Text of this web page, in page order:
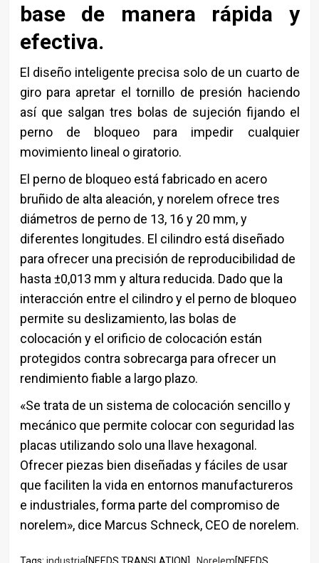
base de manera rápida y
efectiva.
El diseño inteligente precisa solo de un cuarto de
giro para apretar el tornillo de presión haciendo
así que salgan tres bolas de sujeción fijando el
perno de bloqueo para impedir cualquier
movimiento lineal o giratorio.
El perno de bloqueo está fabricado en acero
bruñido de alta aleación, y norelem ofrece tres
diámetros de perno de 13, 16 y 20 mm, y
diferentes longitudes. El cilindro está diseñado
para ofrecer una precisión de reproducibilidad de
hasta ±0,013 mm y altura reducida. Dado que la
interacción entre el cilindro y el perno de bloqueo
permite su deslizamiento, las bolas de
colocación y el orificio de colocación están
protegidos contra sobrecarga para ofrecer un
rendimiento fiable a largo plazo.
«Se trata de un sistema de colocación sencillo y
mecánico que permite colocar con seguridad las
placas utilizando solo una llave hexagonal.
Ofrecer piezas bien diseñadas y fáciles de usar
que faciliten la vida en entornos manufactureros
e industriales, forma parte del compromiso de
norelem», dice Marcus Schneck, CEO de norelem.
Tags: industria[NEEDS TRANSLATION] , Norelem[NEEDS